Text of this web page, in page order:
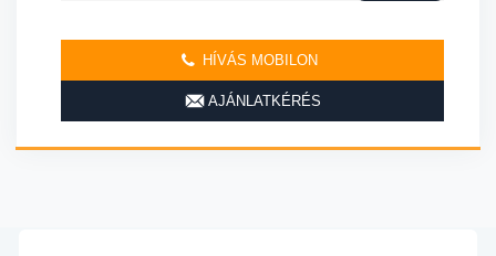
HÍVÁS MOBILON
AJÁNLATKÉRÉS